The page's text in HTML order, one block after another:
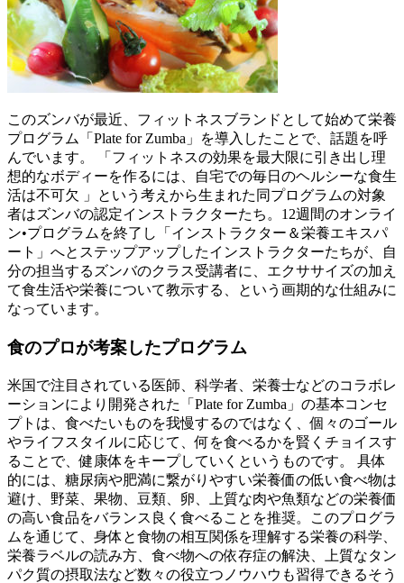
このズンバが最近、フィットネスブランドとして始めて栄養
プログラム「Plate for Zumba」を導入したことで、話題を呼
んでいます。 「フィットネスの効果を最大限に引き出し理
想的なボディーを作るには、自宅での毎日のヘルシーな食生
活は不可欠 」という考えから生まれた同プログラムの対象
者はズンバの認定インストラクターたち。12週間のオンライ
ン•プログラムを終了し「インストラクター＆栄養エキスパ
ート」へとステップアップしたインストラクターたちが、自
分の担当するズンバのクラス受講者に、エクササイズの加え
て食生活や栄養について教示する、という画期的な仕組みに
なっています。
食のプロが考案したプログラム
米国で注目されている医師、科学者、栄養士などのコラボレ
ーションにより開発された「Plate for Zumba」の基本コンセ
プトは、食べたいものを我慢するのではなく、個々のゴール
やライフスタイルに応じて、何を食べるかを賢くチョイスす
ることで、健康体をキープしていくというものです。 具体
的には、糖尿病や肥満に繋がりやすい栄養価の低い食べ物は
避け、野菜、果物、豆類、卵、上質な肉や魚類などの栄養価
の高い食品をバランス良く食べることを推奨。このプログラ
ムを通じて、身体と食物の相互関係を理解する栄養の科学、
栄養ラベルの読み方、食べ物への依存症の解決、上質なタン
パク質の摂取法など数々の役立つノウハウも習得できるそう